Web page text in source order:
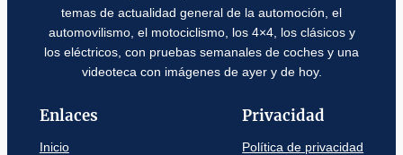
temas de actualidad general de la automoción, el
automovilismo, el motociclismo, los 4×4, los clásicos y
los eléctricos, con pruebas semanales de coches y una
videoteca con imágenes de ayer y de hoy.
Enlaces
Inicio
Privacidad
Política de privacidad